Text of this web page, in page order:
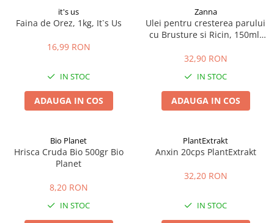
it's us
Faina de Orez, 1kg, It`s Us
16,99 RON
IN STOC
ADAUGA IN COS
Zanna
Ulei pentru cresterea parului
cu Brusture si Ricin, 150ml,
32,90 RON
IN STOC
ADAUGA IN COS
Bio Planet
Hrisca Cruda Bio 500gr Bio
Planet
8,20 RON
IN STOC
PlantExtrakt
Anxin 20cps PlantExtrakt
32,20 RON
IN STOC